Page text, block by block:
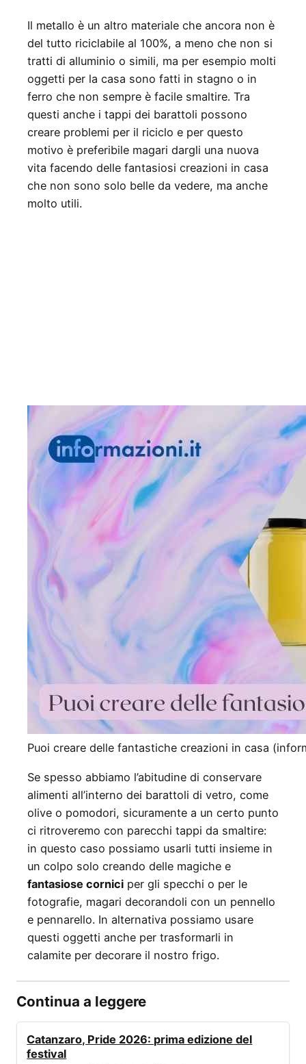
Il metallo è un altro materiale che ancora non è
del tutto riciclabile al 100%, a meno che non si
tratti di alluminio o simili, ma per esempio molti
oggetti per la casa sono fatti in stagno o in
ferro che non sempre è facile smaltire. Tra
questi anche i tappi dei barattoli possono
creare problemi per il riciclo e per questo
motivo è preferibile magari dargli una nuova
vita facendo delle fantasiosi creazioni in casa
che non sono solo belle da vedere, ma anche
molto utili.
Puoi creare delle fantastiche creazioni in casa
Se spesso abbiamo l’abitudine di conservare
alimenti all’interno dei barattoli di vetro, come
olive o pomodori, sicuramente a un certo punto
ci ritroveremo con parecchi tappi da smaltire:
in questo caso possiamo usarli tutti insieme in
un colpo solo creando delle magiche e
fantasiose cornici per gli specchi o per le
fotografie, magari decorandoli con un pennello
e pennarello. In alternativa possiamo usare
questi oggetti anche per trasformarli in
calamite per decorare il nostro frigo.
Continua a leggere
Catanzaro, Pride 2026: prima edizione del
festival